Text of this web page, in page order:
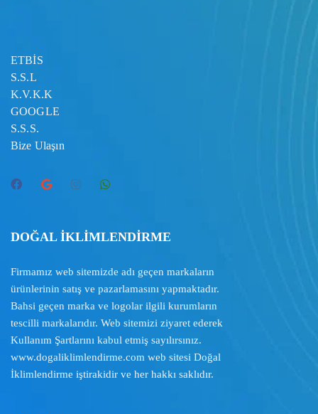
ETBİS
S.S.L
K.V.K.K
GOOGLE
S.S.S.
Bize Ulaşın
DOĞAL İKLİMLENDİRME
Firmamız web sitemizde adı geçen markaların
ürünlerinin satış ve pazarlamasını yapmaktadır.
Bahsi geçen marka ve logolar ilgili kurumların
tescilli markalarıdır. Web sitemizi ziyaret ederek
Kullanım Şartlarını kabul etmiş sayılırsınız.
www.dogaliklimlendirme.com web sitesi Doğal
İklimlendirme iştirakidir ve her hakkı saklıdır.